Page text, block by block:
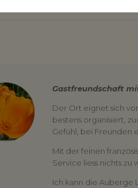
Gastfreundschaft
Der Ort eignet sich
bestens organisiert,
Gefühl, bei Freunden
Mit der feinen
Service liess nichts zu
Ich kann die Auberge